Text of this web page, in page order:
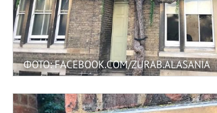
ФОТО: FACEBOOK.COM/ZURAB.ALASANIA